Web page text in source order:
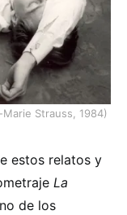
Strauss, 1984)
estos relatos y
La
de los